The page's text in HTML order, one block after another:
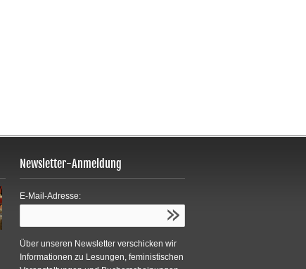
Newsletter-Anmeldung
E-Mail-Adresse:
Über unseren Newsletter verschicken wir
Informationen zu Lesungen, feministischen